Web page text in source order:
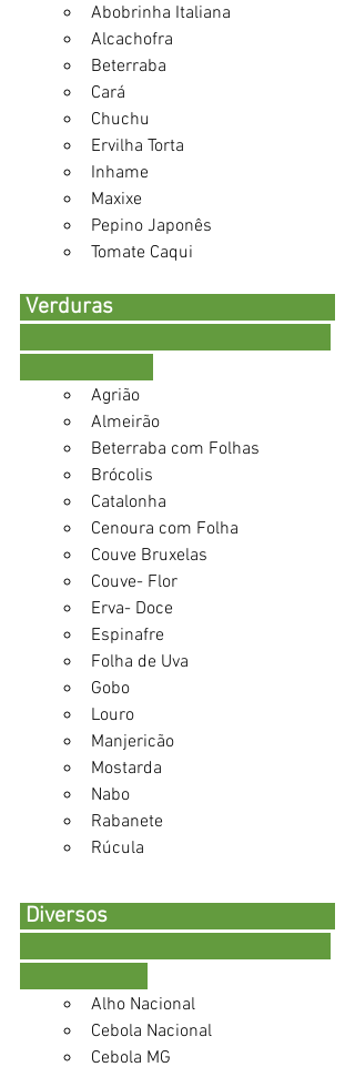
Abobrinha Italiana
Alcachofra
Beterraba
Cará
Chuchu
Ervilha Torta
Inhame
Maxixe
Pepino Japonês
Tomate Caqui
Verduras
Agrião
Almeirão
Beterraba com Folhas
Brócolis
Catalonha
Cenoura com Folha
Couve Bruxelas
Couve- Flor
Erva- Doce
Espinafre
Folha de Uva
Gobo
Louro
Manjericão
Mostarda
Nabo
Rabanete
Rúcula
Diversos
Alho Nacional
Cebola Nacional
Cebola MG